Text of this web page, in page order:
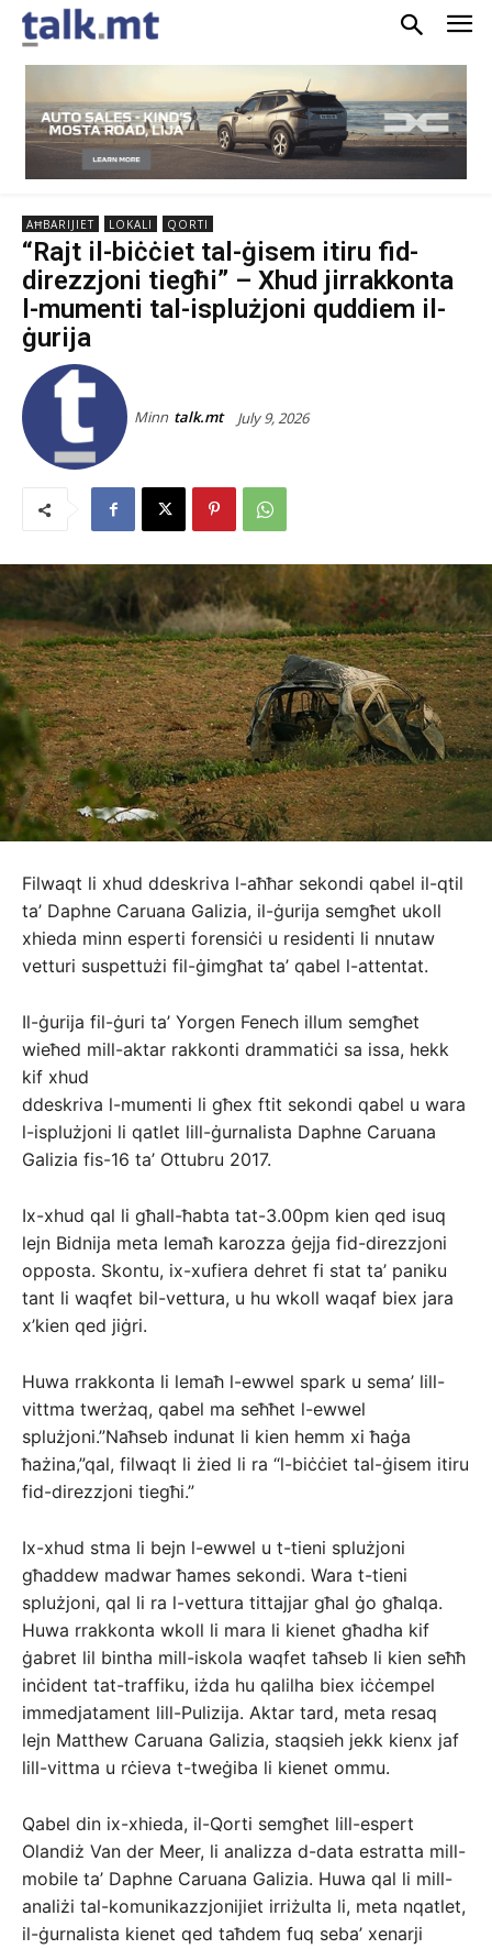
AĦBARIJIET LOKALI QORTI
“Rajt il-biċċiet tal-ġisem itiru fid-
direzzjoni tiegħi” – Xhud jirrakkonta
l-mumenti tal-isplużjoni quddiem il-
ġurija
Minn talk.mt July 9, 2026
Filwaqt li xhud ddeskriva l-aħħar sekondi qabel il-qtil
ta’ Daphne Caruana Galizia, il-ġurija semgħet ukoll
xhieda minn esperti forensiċi u residenti li nnutaw
vetturi suspettużi fil-ġimgħat ta’ qabel l-attentat.
Il-ġurija fil-ġuri ta’ Yorgen Fenech illum semgħet
wieħed mill-aktar rakkonti drammatiċi sa issa, hekk
kif xhud
ddeskriva l-mumenti li għex ftit sekondi qabel u wara
l-isplużjoni li qatlet lill-ġurnalista Daphne Caruana
Galizia fis-16 ta’ Ottubru 2017.
Ix-xhud qal li għall-ħabta tat-3.00pm kien qed isuq
lejn Bidnija meta lemaħ karozza ġejja fid-direzzjoni
opposta. Skontu, ix-xufiera dehret fi stat ta’ paniku
tant li waqfet bil-vettura, u hu wkoll waqaf biex jara
x’kien qed jiġri.
Huwa rrakkonta li lemaħ l-ewwel spark u sema’ lill-
vittma twerżaq, qabel ma seħħet l-ewwel
splużjoni.”Naħseb indunat li kien hemm xi ħaġa
ħażina,”qal, filwaqt li żied li ra “l-biċċiet tal-ġisem itiru
fid-direzzjoni tiegħi.”
Ix-xhud stma li bejn l-ewwel u t-tieni splużjoni
għaddew madwar ħames sekondi. Wara t-tieni
splużjoni, qal li ra l-vettura tittajjar għal ġo għalqa.
Huwa rrakkonta wkoll li mara li kienet għadha kif
ġabret lil bintha mill-iskola waqfet taħseb li kien seħħ
inċident tat-traffiku, iżda hu qalilha biex iċċempel
immedjatament lill-Pulizija. Aktar tard, meta resaq
lejn Matthew Caruana Galizia, staqsieh jekk kienx jaf
lill-vittma u rċieva t-tweġiba li kienet ommu.
Qabel din ix-xhieda, il-Qorti semgħet lill-espert
Olandiż Van der Meer, li analizza d-data estratta mill-
mobile ta’ Daphne Caruana Galizia. Huwa qal li mill-
analiżi tal-komunikazzjonijiet irriżulta li, meta nqatlet,
il-ġurnalista kienet qed taħdem fuq seba’ xenarji